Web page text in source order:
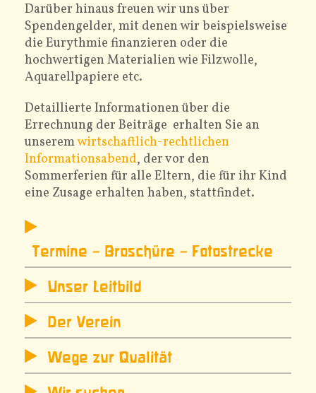
Darüber hinaus freuen wir uns über
Spendengelder, mit denen wir beispielsweise
die Eurythmie finanzieren oder die
hochwertigen Materialien wie Filzwolle,
Aquarellpapiere etc.
Detaillierte Informationen über die
Errechnung der Beiträge erhalten Sie an
unseremwirtschaftlich-rechtlichen
Informationsabend, der vor den
Sommerferien für alle Eltern, die für ihr Kind
eine Zusage erhalten haben, stattfindet.
Termine – Broschüre – Fotostrecke
Unser Leitbild
Der Verein
Wege zur Qualität